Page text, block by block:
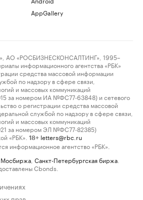
AppGallery
АО «РОСБИЗНЕСКОНСАЛТИНГ», 1995–
информационного агентства «РБК»
средства массовой информации
по надзору в сфере связи,
и массовых коммуникаций
за номером ИА №ФС77-63848) и сетевого
о регистрации средства массовой
службой по надзору в сфере связи,
и массовых коммуникаций
за номером ЭЛ №ФС77-82385)
«РБК».
18+ letters@rbc.ru
информационное агентство «РБК».
Мосбиржа Санкт-Петербургская биржа
Cbonds.